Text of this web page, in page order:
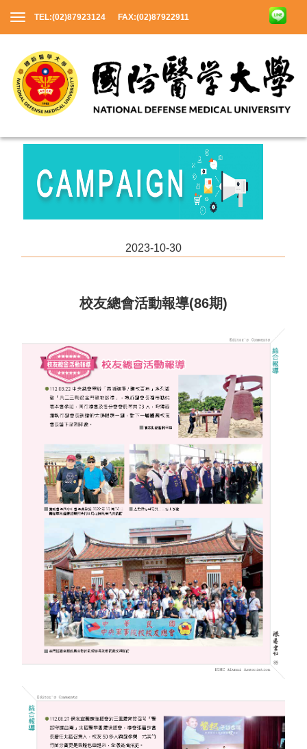
TEL:(02)87923124 FAX:(02)87922911
2023-10-30
校友總會活動報導(86期)